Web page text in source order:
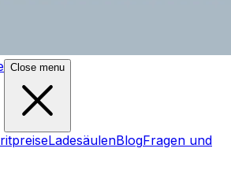
Close menu
LadesäulenBlogFragen und